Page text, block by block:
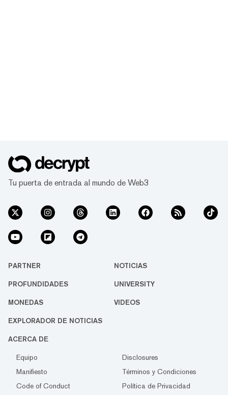
Tu puerta de entrada al mundo de Web3
PARTNER NOTICIAS
PROFUNDIDADES UNIVERSITY
MONEDAS VIDEOS
EXPLORADOR DE NOTICIAS
ACERCA DE
Equipo
Disclosures
Manifiesto
Términos y Condiciones
Code of Conduct
Política de Privacidad